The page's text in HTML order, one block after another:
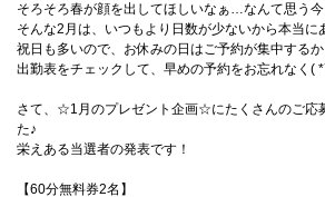
そろそろ春が顔を出してほしいなぁ…なんて思う
そんな2月は、いつもより日数が少ないから本当に
祝日も多いので、お休みの日はご予約が集中する
出勤表をチェックして、早めの予約をお忘れなく(
さて、☆1月のプレゼント企画☆にたくさんのご応
た♪
栄えある当選者の発表です！
【60分無料券2名】